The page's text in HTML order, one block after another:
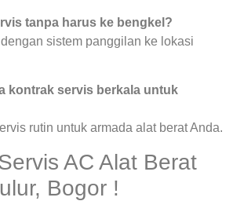
tanpa harus ke bengkel?
sistem panggilan ke lokasi
kontrak servis berkala untuk
rutin untuk armada alat berat Anda.
AC Alat Berat
Bogor !